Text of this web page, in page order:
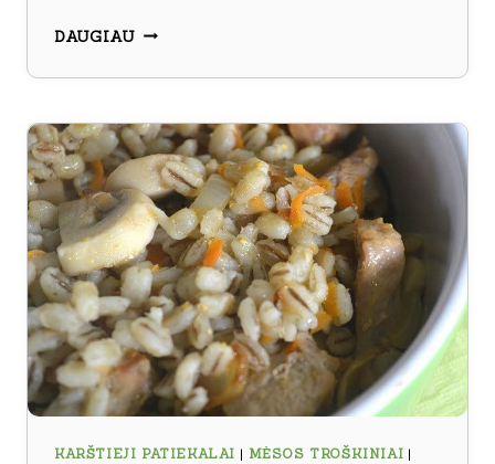
DAUGIAUVIŠTIENOS
SU
KARŠTIEJI PATIEKALAI | MĖSOS TROŠKINIAI |